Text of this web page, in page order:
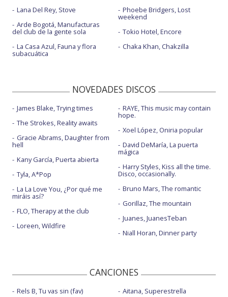
Lana Del Rey, Stove
Arde Bogotá, Manufacturas
del club de la gente sola
La Casa Azul, Fauna y flora
subacuática
Phoebe Bridgers, Lost
weekend
Tokio Hotel, Encore
Chaka Khan, Chakzilla
NOVEDADES DISCOS
James Blake, Trying times
The Strokes, Reality awaits
Gracie Abrams, Daughter from
hell
Kany García, Puerta abierta
Tyla, A*Pop
La La Love You, ¿Por qué me
miráis así?
FLO, Therapy at the club
Loreen, Wildfire
RAYE, This music may contain
hope.
Xoel López, Oniria popular
David DeMaría, La puerta
mágica
Harry Styles, Kiss all the time.
Disco, occasionally.
Bruno Mars, The romantic
Gorillaz, The mountain
Juanes, JuanesTeban
Niall Horan, Dinner party
CANCIONES
Rels B, Tu vas sin (fav) Aitana, Superestrella